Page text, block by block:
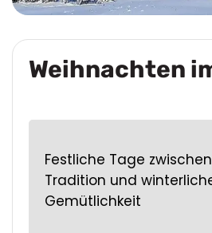
Weihnachten
Festliche Tage
Tradition und
Gemütlichkeit